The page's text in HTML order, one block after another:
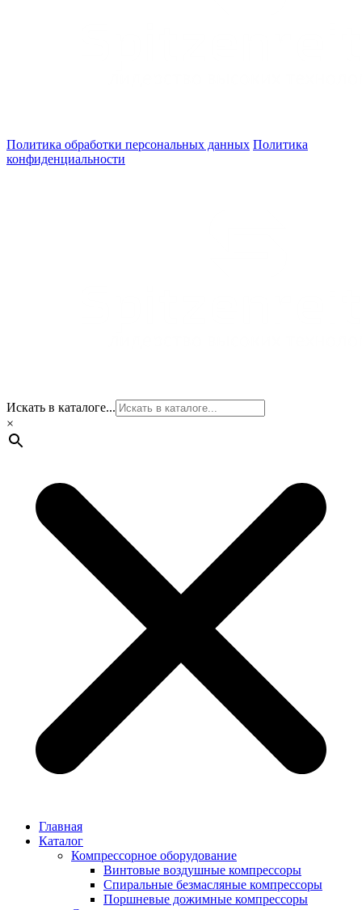
Политика обработки персональных данных Политика
конфиденциальности
Искать в каталоге...
×
Главная
Каталог
Компрессорное оборудование
Винтовые воздушные компрессоры
Спиральные безмасляные компрессоры
Поршневые дожимные компрессоры